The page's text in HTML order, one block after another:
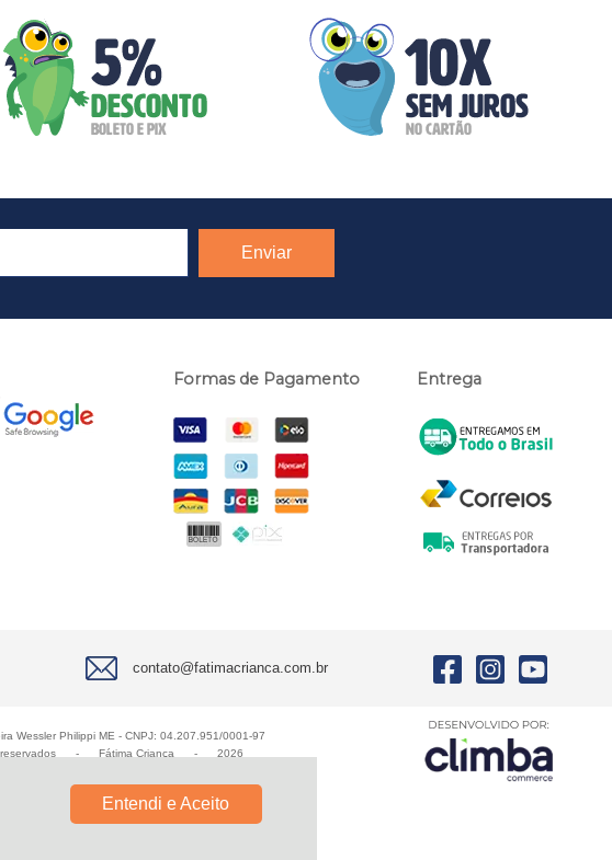
Entendi e Aceito
Formas de Pagamento Entrega
contato@fatimacrianca.com.br
Wessler Philippi ME - CNPJ: 04.207.951/0001-97
- Fátima Criança - 2026